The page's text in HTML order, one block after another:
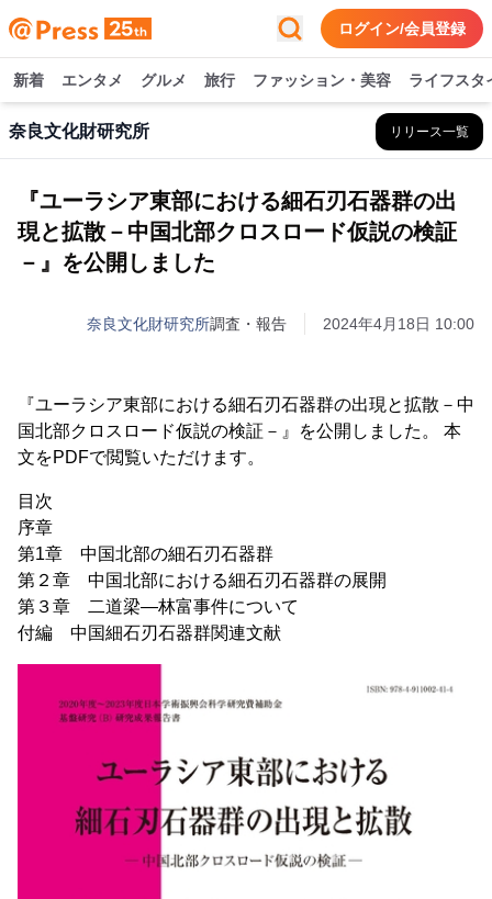
ログイン/会員登録
新着 エンタメ グルメ 旅行 ファッション・美容 ライフスタ
奈良文化財研究所 リリース一覧
『ユーラシア東部における細石刃石器群の出
現と拡散－中国北部クロスロード仮説の検証
－』を公開しました
奈良文化財研究所調査・報告 2024年4月18日 10:00
『ユーラシア東部における細石刃石器群の出現と拡散－中
国北部クロスロード仮説の検証－』を公開しました。 本
文をPDFで閲覧いただけます。
目次
序章
第1章 中国北部の細石刃石器群
第２章 中国北部における細石刃石器群の展開
第３章 二道梁―林富事件について
付編 中国細石刃石器群関連文献